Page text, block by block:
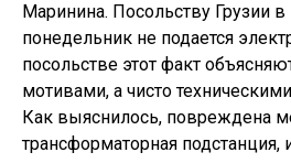
Маринина. Посольству Грузии
понедельник не подается
посольстве этот факт
мотивами, а чисто
Как выяснилось, повреждена
трансформаторная подстанция,